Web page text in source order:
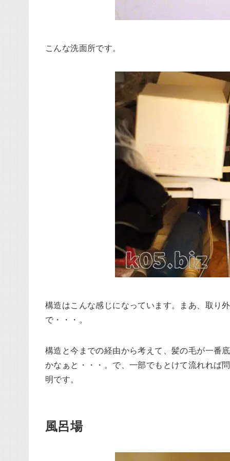
こんな洗面所です。
構造はこんな感じになっています。まあ、取り
で・・・。
構造と今までの経由から考えて、髪の毛が一番
かなぁと・・・。で、一部でもとけて流れれば
明です。
風呂場